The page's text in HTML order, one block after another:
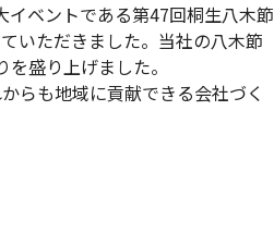
ベントである第47回桐生八木節
いただきました。当社の八木節
盛り上げました。
らも地域に貢献できる会社づく